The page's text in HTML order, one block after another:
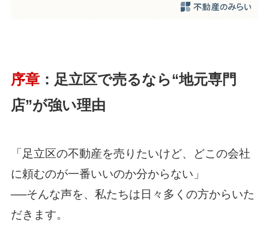
序章：足立区で売るなら“地元専門
店”が強い理由
「足立区の不動産を売りたいけど、どこの会社
に頼むのが一番いいのか分からない」
──そんな声を、私たちは日々多くの方からいた
だきます。